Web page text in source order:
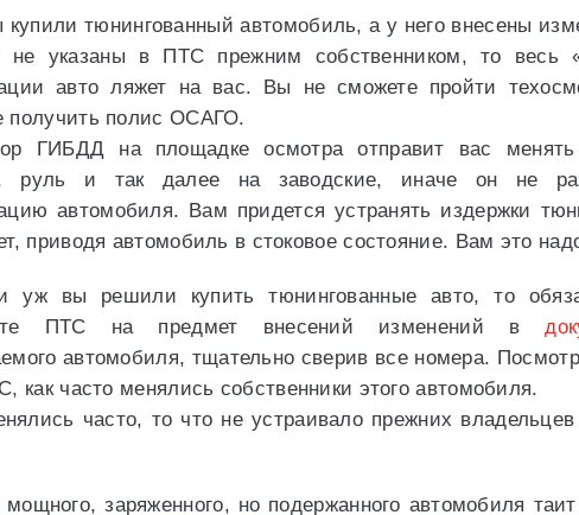
тюнингованный автомобиль, а у него внесены
не указаны в ПТС прежним собственником, то весь
авто ляжет на вас. Вы не сможете пройти
получить полис ОСАГО.
ГИБДД на площадке осмотра отправит вас
руль и так далее на заводские, иначе он не
автомобиля. Вам придется устранять издержки
приводя автомобиль в стоковое состояние. Вам это
уж вы решили купить тюнингованные авто, то
ПТС на предмет внесений изменений в
автомобиля, тщательно сверив все номера.
как часто менялись собственники этого автомобиля.
часто, то что не устраивало прежних
мощного, заряженного, но подержанного автомобиля